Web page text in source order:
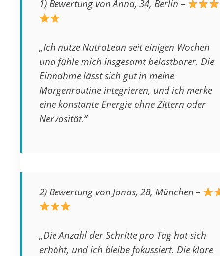
1) Bewertung von Anna, 34, Berlin –
„Ich nutze NutroLean seit einigen Wochen
und fühle mich insgesamt belastbarer. Die
Einnahme lässt sich gut in meine
Morgenroutine integrieren, und ich merke
eine konstante Energie ohne Zittern oder
Nervosität.“
2) Bewertung von Jonas, 28, München –
„Die Anzahl der Schritte pro Tag hat sich
erhöht, und ich bleibe fokussiert. Die klare